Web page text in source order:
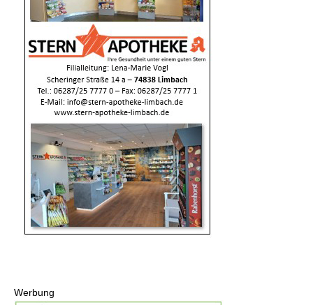
Werbung